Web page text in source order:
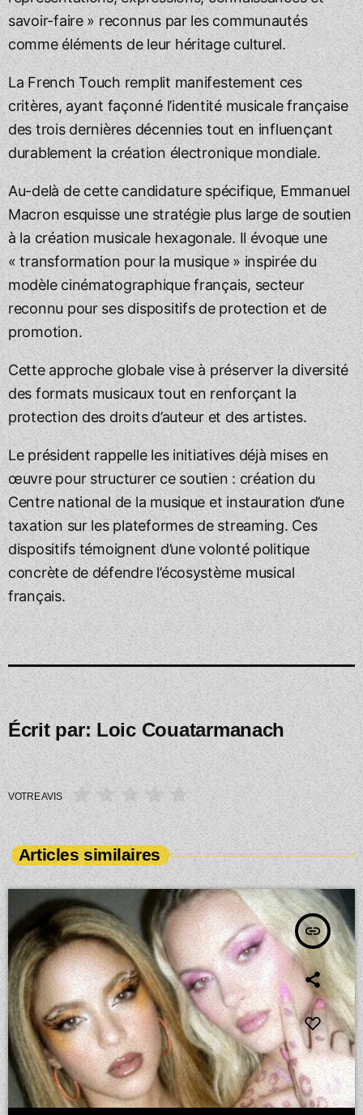
savoir-faire » reconnus par les communautés
comme éléments de leur héritage culturel.
La French Touch remplit manifestement ces
critères, ayant façonné l’identité musicale française
des trois dernières décennies tout en influençant
durablement la création électronique mondiale.
Au-delà de cette candidature spécifique, Emmanuel
Macron esquisse une stratégie plus large de soutien
à la création musicale hexagonale. Il évoque une
« transformation pour la musique » inspirée du
modèle cinématographique français, secteur
reconnu pour ses dispositifs de protection et de
promotion.
Cette approche globale vise à préserver la diversité
des formats musicaux tout en renforçant la
protection des droits d’auteur et des artistes.
Le président rappelle les initiatives déjà mises en
œuvre pour structurer ce soutien : création du
Centre national de la musique et instauration d’une
taxation sur les plateformes de streaming. Ces
dispositifs témoignent d’une volonté politique
concrète de défendre l’écosystème musical
français.
Écrit par: Loic Couatarmanach
VOTRE AVIS
Articles similaires
insert_link